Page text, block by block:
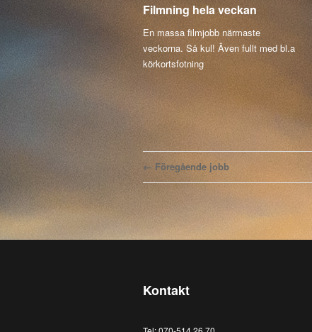
Filmning hela veckan
En massa filmjobb närmaste
veckorna. Så kul! Även fullt med bl.a
körkortsfotning
← Föregående jobb
Kontakt